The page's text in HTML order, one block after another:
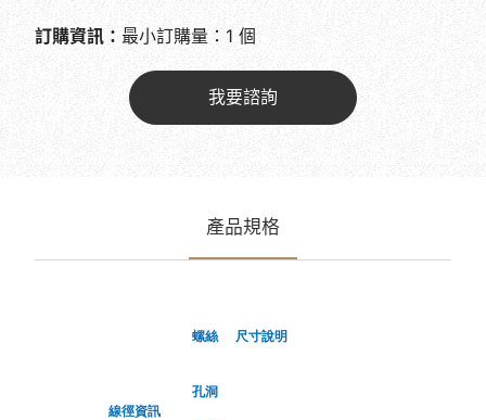
訂購資訊： 最小訂購量：1 個
我要諮詢
產品規格
線徑資訊
螺絲
孔洞
尺寸說明